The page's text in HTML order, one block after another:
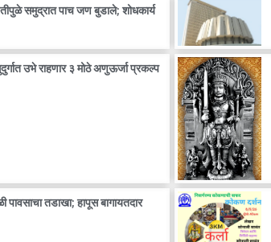
समुद्रात पाच जण बुडाले; शोधकार्य
उभे राहणार ३ मोठे अणुऊर्जा प्रकल्प
पावसाचा तडाखा; हापूस बागायतदार